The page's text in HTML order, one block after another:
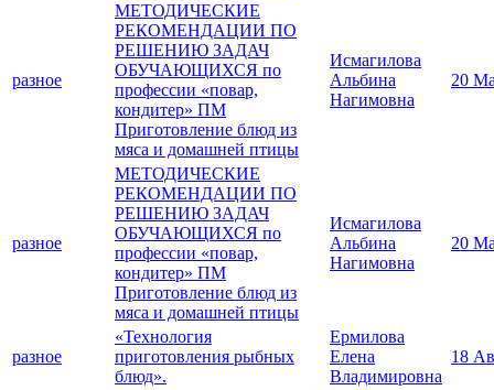
разное
МЕТОДИЧЕСКИЕ
РЕКОМЕНДАЦИИ ПО
РЕШЕНИЮ ЗАДАЧ
ОБУЧАЮЩИХСЯ по
профессии «повар,
кондитер» ПМ
Приготовление блюд из
мяса и домашней птицы
Исмагилова
Альбина
Нагимовна
20
разное
МЕТОДИЧЕСКИЕ
РЕКОМЕНДАЦИИ ПО
РЕШЕНИЮ ЗАДАЧ
ОБУЧАЮЩИХСЯ по
профессии «повар,
кондитер» ПМ
Приготовление блюд из
мяса и домашней птицы
Исмагилова
Альбина
Нагимовна
20
разное
«Технология
приготовления рыбных
блюд».
Ермилова
Елена
Владимировна
18